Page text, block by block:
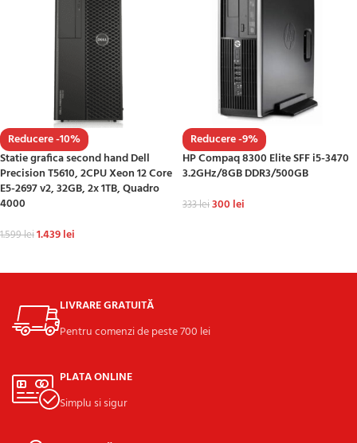
Reducere -10%
Statie grafica second hand Dell
Precision T5610, 2CPU Xeon 12 Core
E5-2697 v2, 32GB, 2x 1TB, Quadro
4000
1.599lei1.439lei
Reducere -9%
HP Compaq 8300 Elite SFF i5-3470
3.2GHz/8GB DDR3/500GB
333lei300 lei
LIVRARE GRATUITĂ
Pentru comenzi de peste 700 lei
PLATA ONLINE
Simplu si sigur